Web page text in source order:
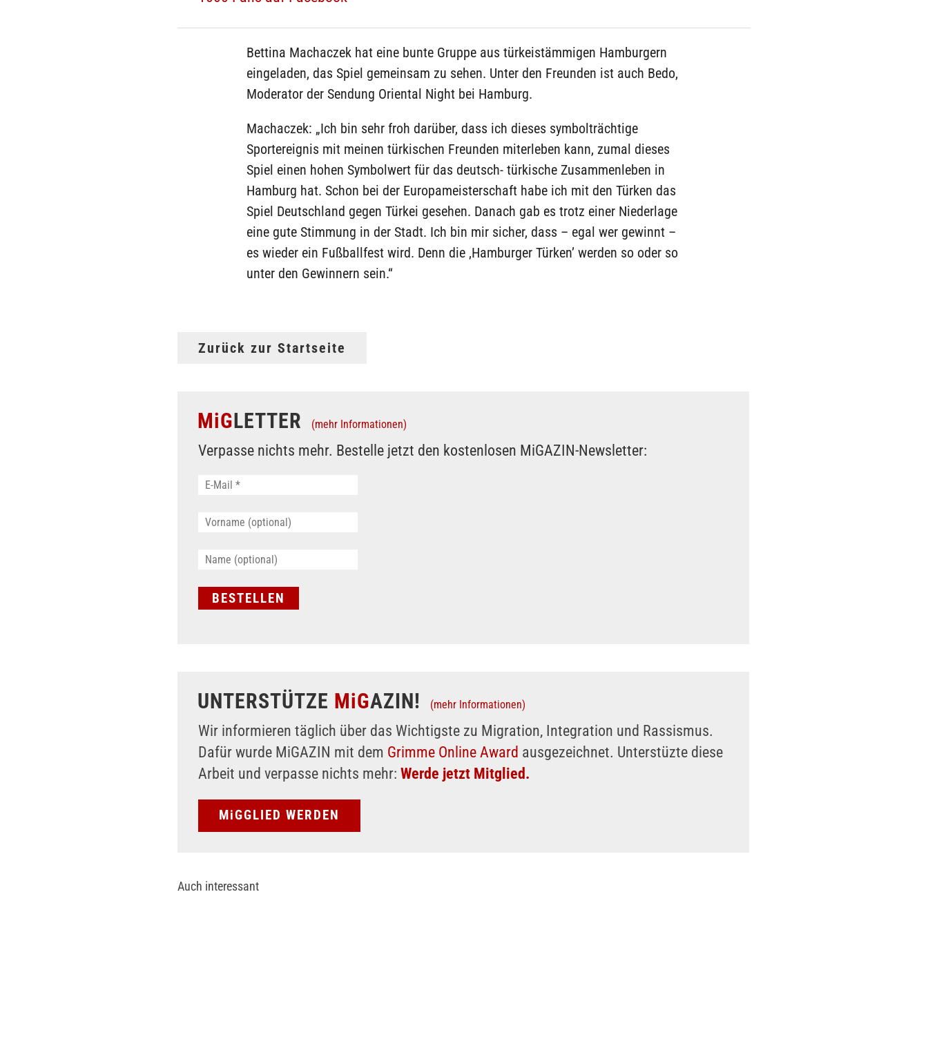
Bettina Machaczek hat eine bunte Gruppe aus türkeistämmigen Hamburgern
eingeladen, das Spiel gemeinsam zu sehen. Unter den Freunden ist auch Bedo,
Moderator der Sendung Oriental Night bei Hamburg.
Machaczek: „Ich bin sehr froh darüber, dass ich dieses symbolträchtige
Sportereignis mit meinen türkischen Freunden miterleben kann, zumal dieses
Spiel einen hohen Symbolwert für das deutsch- türkische Zusammenleben in
Hamburg hat. Schon bei der Europameisterschaft habe ich mit den Türken das
Spiel Deutschland gegen Türkei gesehen. Danach gab es trotz einer Niederlage
eine gute Stimmung in der Stadt. Ich bin mir sicher, dass – egal wer gewinnt –
es wieder ein Fußballfest wird. Denn die ‚Hamburger Türken’ werden so oder so
unter den Gewinnern sein.“
Zurück zur Startseite
MiGLETTER (mehr Informationen)
Verpasse nichts mehr. Bestelle jetzt den kostenlosen MiGAZIN-Newsletter:
UNTERSTÜTZE MiGAZIN! (mehr Informationen)
Wir informieren täglich über das Wichtigste zu Migration, Integration und Rassismus.
Dafür wurde MiGAZIN mit dem Grimme Online Award ausgezeichnet. Unterstüzte diese
Arbeit und verpasse nichts mehr: Werde jetzt Mitglied.
MiGGLIED WERDEN
Auch interessant